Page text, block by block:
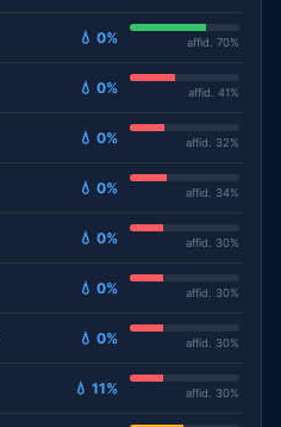
💧 0% affid. 70%
💧 0% affid. 41%
💧 0% affid. 32%
💧 0% affid. 34%
💧 0% affid. 30%
💧 0% affid. 30%
💧 0% affid. 30%
💧 11% affid. 30%